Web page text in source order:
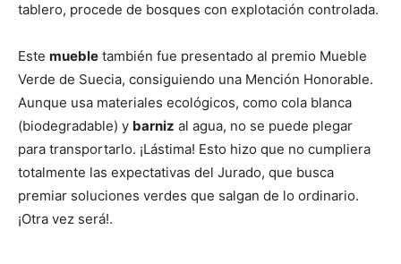
tablero, procede de bosques con explotación controlada.
Este mueble también fue presentado al premio Mueble
Verde de Suecia, consiguiendo una Mención Honorable.
Aunque usa materiales ecológicos, como cola blanca
(biodegradable) y barniz al agua, no se puede plegar
para transportarlo. ¡Lástima! Esto hizo que no cumpliera
totalmente las expectativas del Jurado, que busca
premiar soluciones verdes que salgan de lo ordinario.
¡Otra vez será!.